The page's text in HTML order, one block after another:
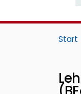
Start